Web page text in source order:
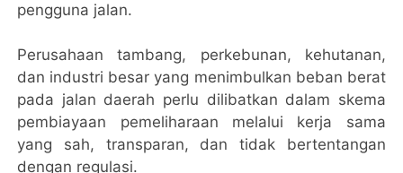
pengguna jalan.
Perusahaan tambang, perkebunan, kehutanan,
dan industri besar yang menimbulkan beban berat
pada jalan daerah perlu dilibatkan dalam skema
pembiayaan pemeliharaan melalui kerja sama
yang sah, transparan, dan tidak bertentangan
dengan regulasi.